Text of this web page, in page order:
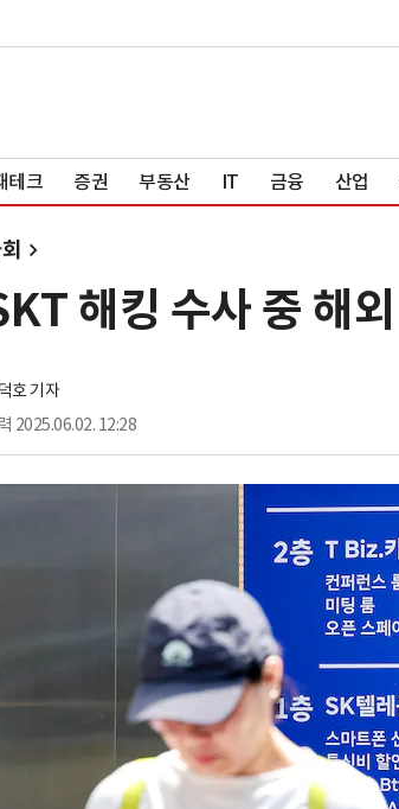
테크 증권 부동산 IT 금융 산업
해킹 수사 중 해
호 기자
2025.06.02. 12:28